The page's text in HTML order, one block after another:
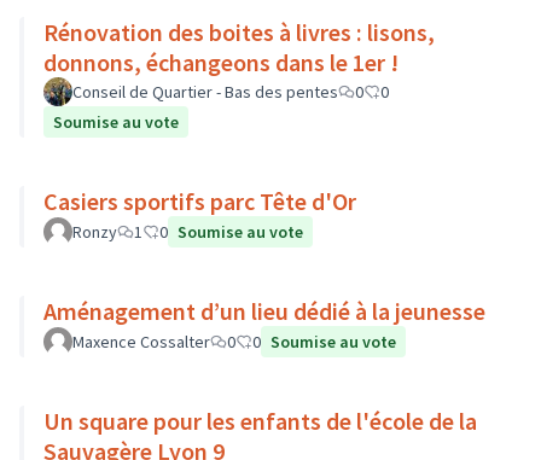
Rénovation des boites à livres : lisons,
donnons, échangeons dans le 1er !
Conseil de Quartier - Bas des pentes 0
0
Soumise au vote
Casiers sportifs parc Tête d'Or
Ronzy 1 0 Soumise au vote
Aménagement d’un lieu dédié à la jeunesse
Maxence Cossalter 0 0 Soumise au vote
Un square pour les enfants de l'école de la
Sauvagère Lyon 9